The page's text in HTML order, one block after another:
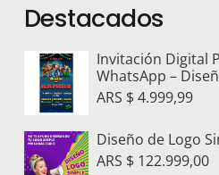
Destacados
Invitación Digital
WhatsApp –
ARS $4.999,99
Diseño de Logo
ARS $ 122.999,00